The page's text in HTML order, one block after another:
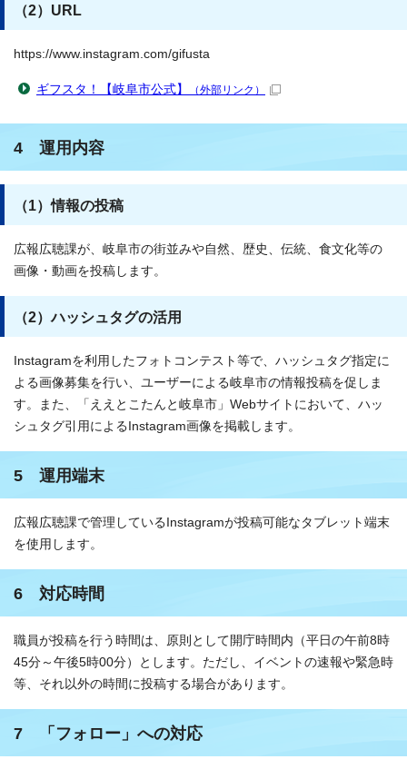
（2）URL
https://www.instagram.com/gifusta
ギフスタ！【岐阜市公式】 （外部リンク）
4 運用内容
（1）情報の投稿
広報広聴課が、岐阜市の街並みや自然、歴史、伝統、食文化等の
画像・動画を投稿します。
（2）ハッシュタグの活用
Instagramを利用したフォトコンテスト等で、ハッシュタグ指定に
よる画像募集を行い、ユーザーによる岐阜市の情報投稿を促しま
す。また、「ええとこたんと岐阜市」Webサイトにおいて、ハッ
シュタグ引用によるInstagram画像を掲載します。
5 運用端末
広報広聴課で管理しているInstagramが投稿可能なタブレット端末
を使用します。
6 対応時間
職員が投稿を行う時間は、原則として開庁時間内（平日の午前8時
45分～午後5時00分）とします。ただし、イベントの速報や緊急時
等、それ以外の時間に投稿する場合があります。
7 「フォロー」への対応